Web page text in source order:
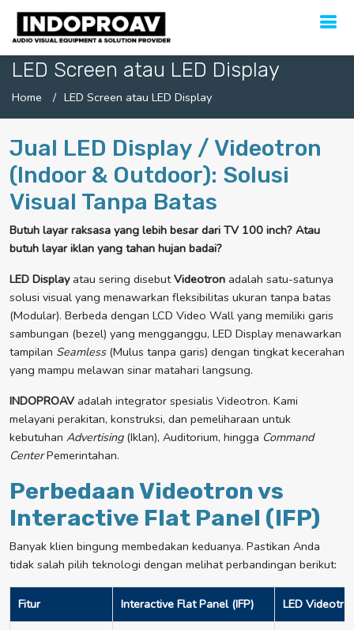
LED Screen atau LED Display
Home LED Screen atau LED Display
Jual LED Display / Videotron
(Indoor & Outdoor): Solusi
Visual Tanpa Batas
Butuh layar raksasa yang lebih besar dari TV 100 inch? Atau
butuh layar iklan yang tahan hujan badai?
LED Displayatau sering disebutVideotron adalah satu-satunya
solusi visual yang menawarkan fleksibilitas ukuran tanpa batas
(Modular). Berbeda dengan LCD Video Wall yang memiliki garis
sambungan (bezel) yang mengganggu, LED Display menawarkan
tampilan Seamless(Mulus tanpa garis) dengan tingkat kecerahan
yang mampu melawan sinar matahari langsung.
INDOPROAVadalah integrator spesialis Videotron. Kami
melayani perakitan, konstruksi, dan pemeliharaan untuk
kebutuhan Advertising(Iklan), Auditorium, hingga Command
CenterPemerintahan.
Perbedaan Videotron vs
Interactive Flat Panel (IFP)
Banyak klien bingung membedakan keduanya. Pastikan Anda
tidak salah pilih teknologi dengan melihat perbandingan berikut:
Fitur Interactive Flat Panel (IFP) LED